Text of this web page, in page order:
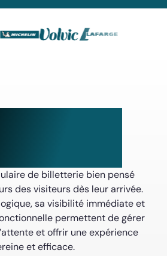
de billetterie bien pensé
des visiteurs dès leur arrivée.
sa visibilité immédiate et
permettent de gérer
et offrir une expérience
et efficace.